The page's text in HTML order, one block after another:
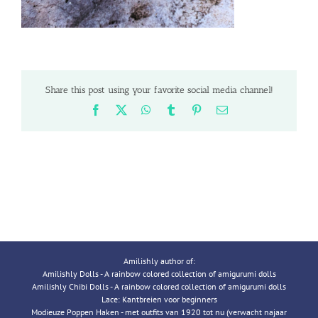
Share this post using your favorite social media channel!
Facebook WhatsApp
Tumblr PinterestEmail
Amilishly author of:
Amilishly Dolls - A rainbow colored collection of amigurumi dolls
Amilishly Chibi Dolls - A rainbow colored collection of amigurumi dolls
Lace: Kantbreien voor beginners
Modieuze Poppen Haken - met outfits van 1920 tot nu (verwacht najaar